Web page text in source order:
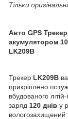
Тільки
Авто GPS
акумулятором
LK209B
Трекер LK209B
прикріплено
вбудованого
заряд 120 днів у
вологозахищений